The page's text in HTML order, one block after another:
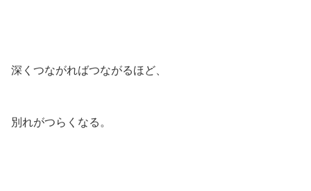
深くつながればつながるほど、
別れがつらくなる。